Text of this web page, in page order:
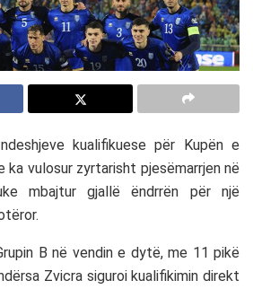
kualifikuese për Kupën e
ka vulosur zyrtarisht pjesëmarrjen në
mbajtur gjallë ëndrrën për një
B në vendin e dytë, me 11 pikë
Zvicra siguroi kualifikimin direkt